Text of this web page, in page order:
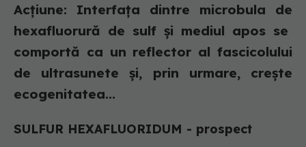
Acțiune: Interfaţa dintre microbula de
hexafluorură de sulf şi mediul apos se
comportă ca un reflector al fascicolului
de ultrasunete şi, prin urmare, creşte
ecogenitatea...
SULFUR HEXAFLUORIDUM - prospect